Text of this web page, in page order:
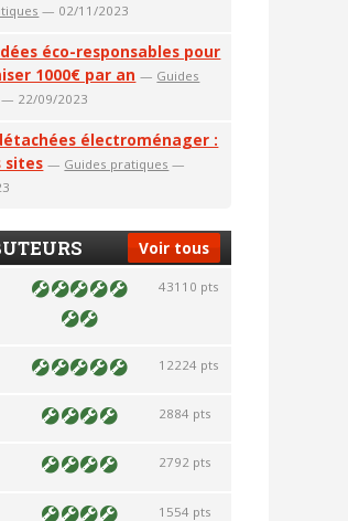
— 02/11/2023
éco-responsables pour
1000€ par an — Guides
— 22/09/2023
électroménager :
sites — Guides pratiques —
Voir tous
43110 pts
12224 pts
2884 pts
2792 pts
1554 pts